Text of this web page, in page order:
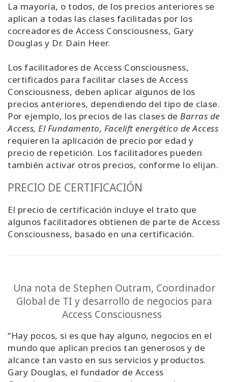
La mayoría, o todos, de los precios anteriores se
aplican a todas las clases facilitadas por los
cocreadores de Access Consciousness, Gary
Douglas y Dr. Dain Heer.
Los facilitadores de Access Consciousness,
certificados para facilitar clases de Access
Consciousness, deben aplicar algunos de los
precios anteriores, dependiendo del tipo de clase.
Por ejemplo, los precios de las clases de Barras de
Access, El Fundamento, Facelift energético de Access
requieren la aplicación de precio por edad y
precio de repetición. Los facilitadores pueden
también activar otros precios, conforme lo elijan.
PRECIO DE CERTIFICACIÓN
El precio de certificación incluye el trato que
algunos facilitadores obtienen de parte de Access
Consciousness, basado en una certificación.
Una nota de Stephen Outram, Coordinador
Global de TI y desarrollo de negocios para
Access Consciousness
“Hay pocos, si es que hay alguno, negocios en el
mundo que aplican precios tan generosos y de
alcance tan vasto en sus servicios y productos.
Gary Douglas, el fundador de Access